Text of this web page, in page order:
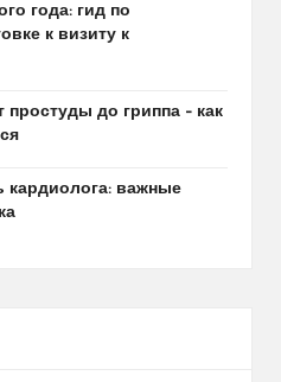
года: гид по
к визиту к
до гриппа – как
кардиолога: важные